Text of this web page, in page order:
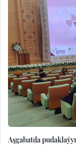
Aşgabatda